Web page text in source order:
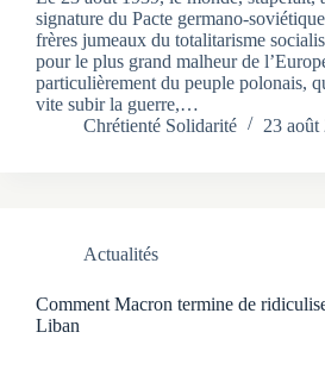
signature du Pacte germano-
frères jumeaux du totalitarisme
pour le plus grand malheur de
particulièrement du peuple polonais,
vite subir la guerre,…
Chrétienté Solidarité
23 août
Actualités
Comment Macron termine de
Liban